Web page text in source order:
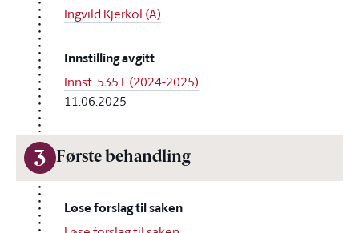
Ingvild Kjerkol (A)
Innstilling avgitt
Innst. 535 L (2024-2025)
11.06.2025
3 Første behandling
Løse forslag til saken